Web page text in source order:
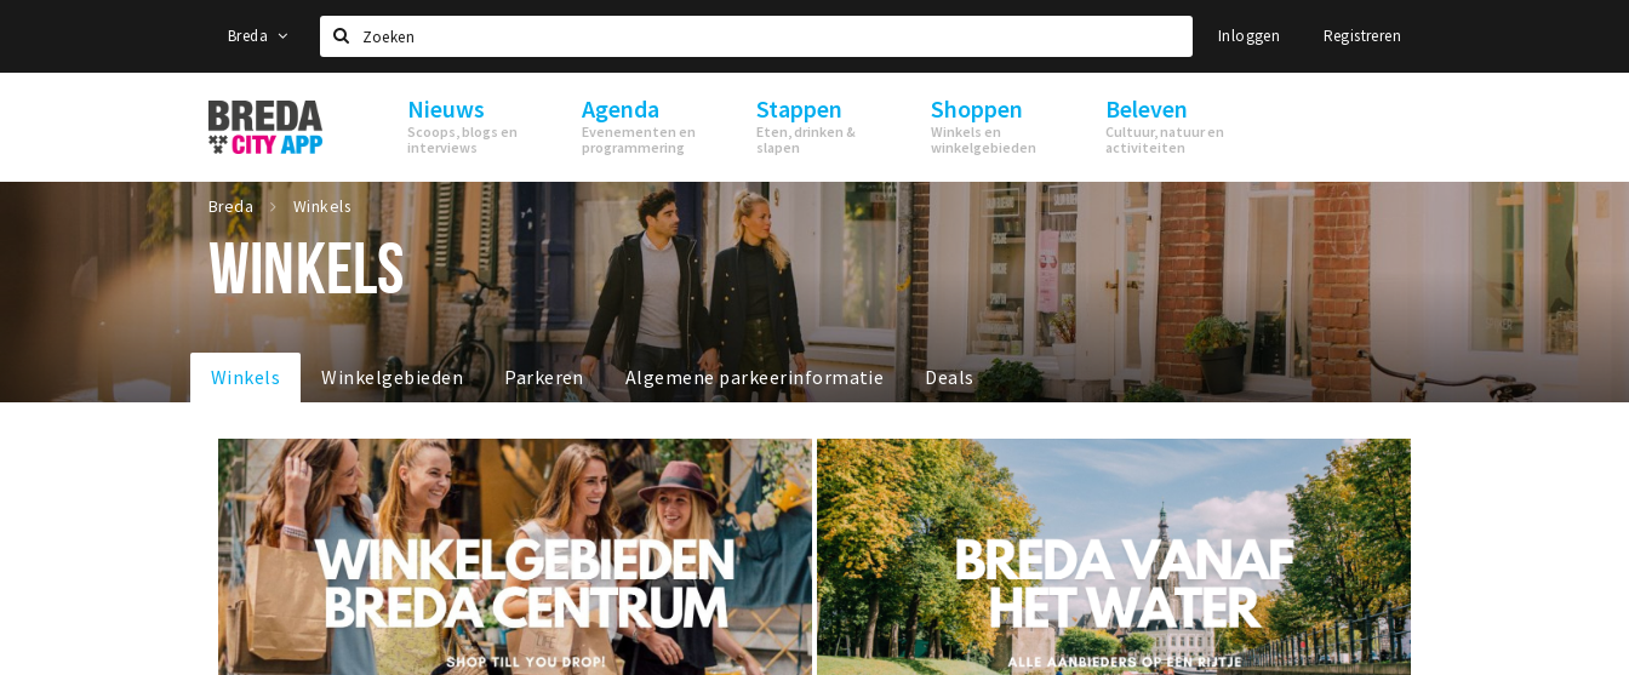
Breda
Zoeken
Inloggen Registreren
Stappen
&
Shoppen
Breda
Nieuws
Scoops, blogs en
interviews
Agenda
Evenementen en
programmering
Stappen
Eten, drinken &
slapen
Shoppen
Winkels en
winkelgebieden
Beleven
Cultuur, natuur en
activiteiten
Breda Winkels
WINKELS
Winkels Winkelgebieden Parkeren Algemene parkeerinformatie Deals